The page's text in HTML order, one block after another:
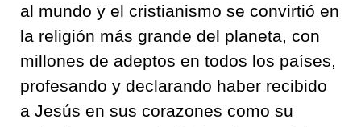
al mundo y el cristianismo se convirtió en
la religión más grande del planeta, con
millones de adeptos en todos los países,
profesando y declarando haber recibido
a Jesús en sus corazones como su